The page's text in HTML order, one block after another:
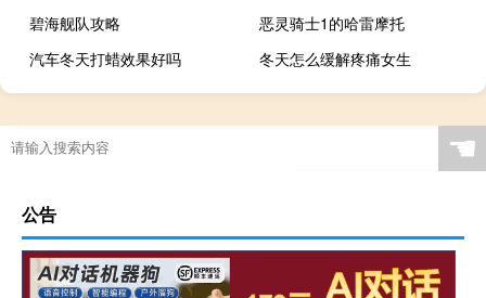
碧海舰队攻略
恶灵骑士1的哈雷摩托
汽车冬天打蜡效果好吗
冬天怎么缓解疼痛女生
☚
公告